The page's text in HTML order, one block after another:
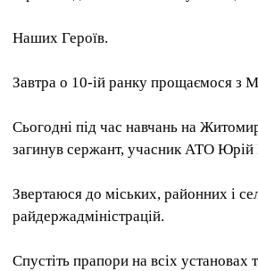
Наших Героїв.
Завтра о 10-ій ранку прощаємося з
Сьогодні під час навчань на
загинув сержант, учасник АТО
Звертаюся до міських, районних і
райдержадміністрацій.
Спустіть прапори на всіх установах